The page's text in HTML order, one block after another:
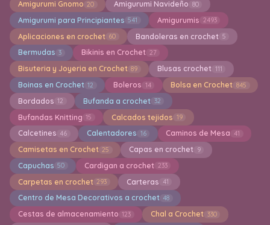
Amigurumi Gnomo 20 Amigurumi Navideño 80
Amigurumi para Principiantes 541 Amigurumis 2493
Aplicaciones en crochet 60 Bandoleras en crochet 5
Bermudas 3 Bikinis en Crochet 27
Bisuteria y Joyeria en Crochet 89 Blusas crochet 111
Boinas en Crochet 12 Boleros 14 Bolsa en Crochet 845
Bordados 12 Bufanda a crochet 32
Bufandas Knitting 15 Calcados tejidos 19
Calcetines 46 Calentadores 16 Caminos de Mesa 41
Camisetas en Crochet 25 Capas en crochet 9
Capuchas 50 Cardigan a crochet 233
Carpetas en crochet 293 Carteras 41
Centro de Mesa Decorativos a crochet 48
Cestas de almacenamiento 123 Chal a Crochet 330